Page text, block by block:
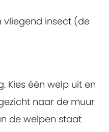
vliegend insect (de
Kies één welp uit en
naar de muur
de welpen staat